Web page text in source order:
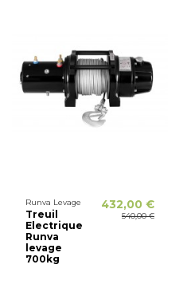
Runva Levage
Treuil
Electrique
Runva
levage
700kg
432,00 €
540,00 €